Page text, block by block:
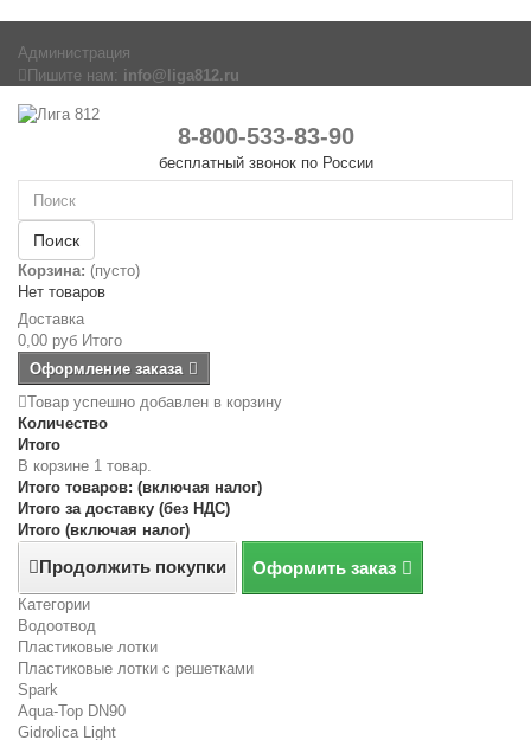
Администрация
Пишите нам: info@liga812.ru
8-800-533-83-90
бесплатный звонок по России
Поиск
Корзина: (пусто)
Нет товаров
Доставка
0,00 руб Итого
Оформление заказа
Товар успешно добавлен в корзину
Количество
Итого
В корзине 1 товар.
Итого товаров: (включая налог)
Итого за доставку (без НДС)
Итого (включая налог)
Продолжить покупки Оформить заказ
Категории
Водоотвод
Пластиковые лотки
Пластиковые лотки с решетками
Spark
Aqua-Top DN90
Gidrolica Light